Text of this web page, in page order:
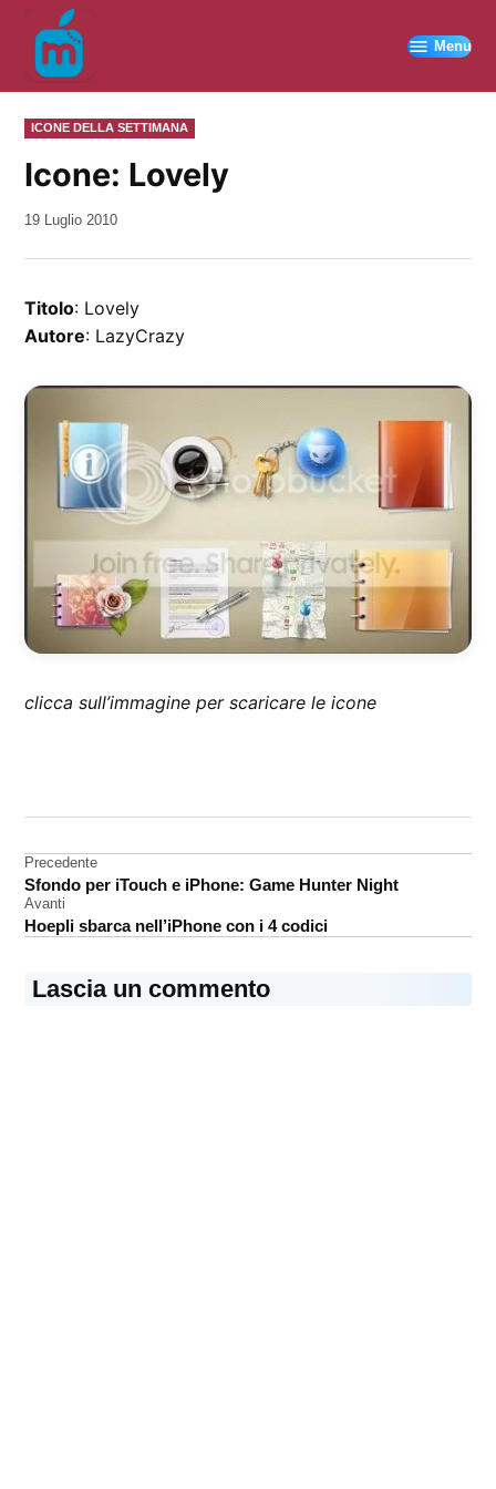
contenuto
Menu
PUBBLICATO
IN
ICONE DELLA SETTIMANA
Icone: Lovely
da
19 Luglio 2010
Titolo: Lovely
Autore: LazyCrazy
clicca sull’immagine per scaricare le icone
Navigazione
articoli
Precedente
Sfondo per iTouch e iPhone: Game Hunter Night
Avanti
Hoepli sbarca nell’iPhone con i 4 codici
Lascia un commento